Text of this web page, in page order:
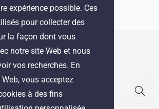
expérience possible. Ces
pour collecter des
la façon dont vous
notre site Web et nous
vos recherches. En
vous acceptez
à des fins
2026. Tous droits réservés !